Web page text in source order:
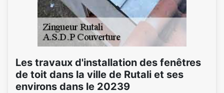
Les travaux d'installation des fenêtres
de toit dans la ville de Rutali et ses
environs dans le 20239